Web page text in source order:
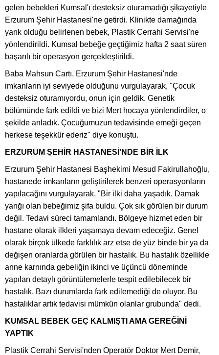
gelen bebekleri Kumsal'ı desteksiz oturamadığı şikayetiyle
Erzurum Şehir Hastanesi'ne getirdi. Klinikte damağında
yarık olduğu belirlenen bebek, Plastik Cerrahi Servisi'ne
yönlendirildi. Kumsal bebeğe geçtiğimiz hafta 2 saat süren
başarılı bir operasyon gerçekleştirildi.
Baba Mahsun Cartı, Erzurum Şehir Hastanesi'nde
imkanların iyi seviyede olduğunu vurgulayarak, "Çocuk
desteksiz oturamıyordu, onun için geldik. Genetik
bölümünde fark edildi ve bizi Mert hocaya yönlendirdiler, o
şekilde anladık. Çocuğumuzun tedavisinde emeği geçen
herkese teşekkür ederiz" diye konuştu.
ERZURUM ŞEHİR HASTANESİ'NDE BİR İLK
Erzurum Şehir Hastanesi Başhekimi Mesud Fakirullahoğlu,
hastanede imkanların geliştirilerek benzeri operasyonların
yapılacağını vurgulayarak, "Bir ilki daha yaşadık. Damak
yarığı olan bebeğimiz şifa buldu. Çok sık görülen bir durum
değil. Tedavi süreci tamamlandı. Bölgeye hizmet eden bir
hastane olarak ilkleri yaşamaya devam edeceğiz. Genel
olarak birçok ülkede farklılık arz etse de yüz binde bir ya da
değişen oranlarda görülen bir hastalık. Bu hastalık özellikle
anne karnında gebeliğin ikinci ve üçüncü döneminde
yapılan detaylı görüntülemelerle tespit edilebilecek bir
hastalık. Bazı durumlarda fark edilemediği de oluyor. Bu
hastalıklar artık tedavisi mümkün olanlar grubunda" dedi.
KUMSAL BEBEK GEÇ KALMIŞTI AMA GEREĞİNİ
YAPTIK
Plastik Cerrahi Servisi'nden Operatör Doktor Mert Demir,